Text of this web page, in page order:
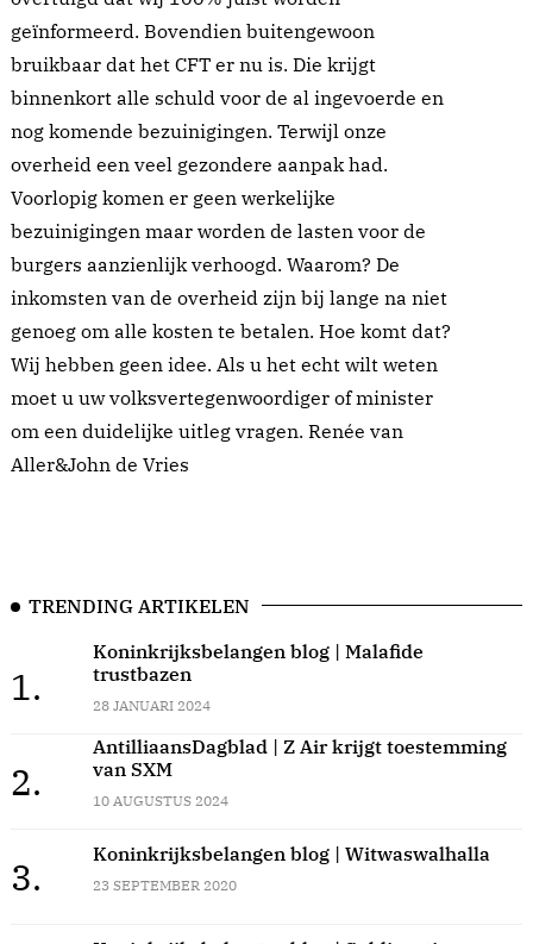
geïnformeerd. Bovendien buitengewoon
bruikbaar dat het CFT er nu is. Die krijgt
binnenkort alle schuld voor de al ingevoerde en
nog komende bezuinigingen. Terwijl onze
overheid een veel gezondere aanpak had.
Voorlopig komen er geen werkelijke
bezuinigingen maar worden de lasten voor de
burgers aanzienlijk verhoogd. Waarom? De
inkomsten van de overheid zijn bij lange na niet
genoeg om alle kosten te betalen. Hoe komt dat?
Wij hebben geen idee. Als u het echt wilt weten
moet u uw volksvertegenwoordiger of minister
om een duidelijke uitleg vragen. Renée van
Aller&John de Vries
TRENDING ARTIKELEN
1.
Koninkrijksbelangen blog | Malafide
trustbazen
28 JANUARI 2024
2.
AntilliaansDagblad | Z Air krijgt toestemming
van SXM
10 AUGUSTUS 2024
3.
Koninkrijksbelangen blog | Witwaswalhalla
23 SEPTEMBER 2020